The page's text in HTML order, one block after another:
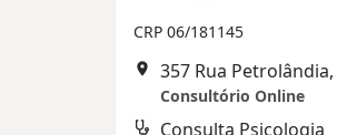
CRP 06/181145
357 Rua
Consultório Online
Consulta Psicologia